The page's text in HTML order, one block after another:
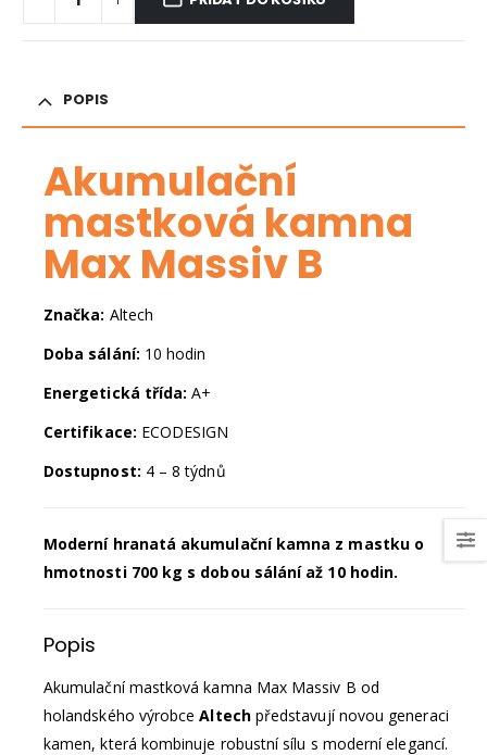
POPIS
Akumulační
mastková kamna
Max Massiv B
Značka: Altech
Doba sálání: 10 hodin
Energetická třída: A+
Certifikace: ECODESIGN
Dostupnost: 4 – 8 týdnů
Moderní hranatá akumulační kamna z mastku o
hmotnosti 700 kg s dobou sálání až 10 hodin.
Popis
Akumulační mastková kamna Max Massiv B od
holandského výrobceAltechpředstavují novou generaci
kamen, která kombinuje robustní sílu s moderní elegancí.